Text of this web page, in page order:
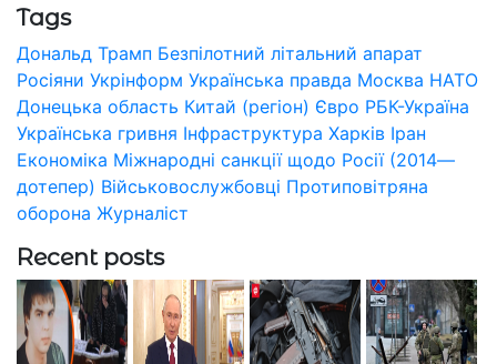
Tags
Дональд Трамп Безпілотний літальний апарат
Росіяни Укрінформ Українська правда Москва НАТО
Донецька область Китай (регіон) Євро РБК-Україна
Українська гривня Інфраструктура Харків Іран
Економіка Міжнародні санкції щодо Росії (2014—
дотепер) Військовослужбовці Протиповітряна
оборона Журналіст
Recent posts